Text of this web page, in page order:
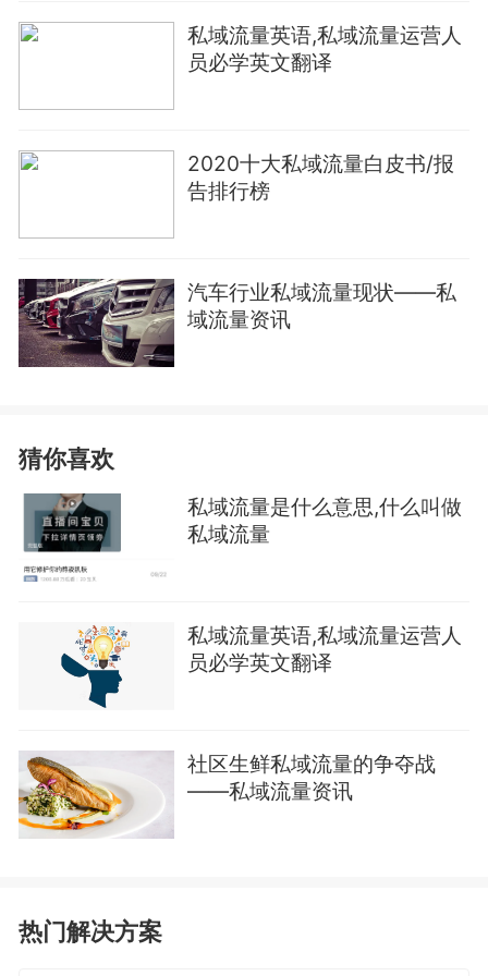
私域流量英语,私域流量运营人
员必学英文翻译
2020十大私域流量白皮书/报
告排行榜
汽车行业私域流量现状——私
域流量资讯
猜你喜欢
私域流量是什么意思,什么叫做
私域流量
私域流量英语,私域流量运营人
员必学英文翻译
社区生鲜私域流量的争夺战
——私域流量资讯
热门解决方案